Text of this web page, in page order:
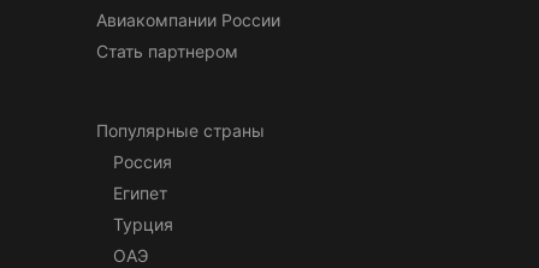
Авиакомпании России
Стать партнером
Популярные страны
Россия
Египет
Турция
ОАЭ